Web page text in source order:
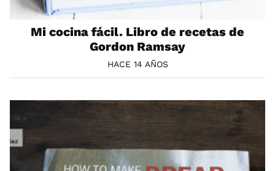
Mi cocina fácil. Libro de recetas de
Gordon Ramsay
HACE 14 AÑOS